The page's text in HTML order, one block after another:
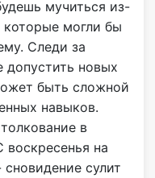
мучиться из-
могли бы
Следи за
новых
быть сложной
навыков.
в
воскресенья на
сулит